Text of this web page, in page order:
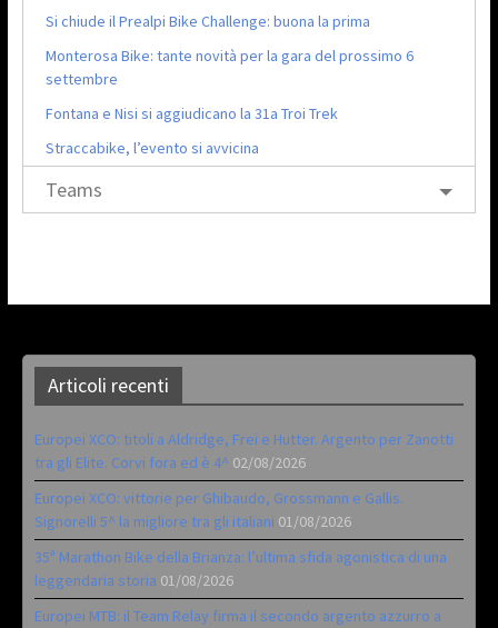
Si chiude il Prealpi Bike Challenge: buona la prima
Monterosa Bike: tante novità per la gara del prossimo 6
settembre
Fontana e Nisi si aggiudicano la 31a Troi Trek
Straccabike, l’evento si avvicina
Teams
Articoli recenti
Europei XCO: titoli a Aldridge, Frei e Hutter. Argento per Zanotti
tra gli Elite. Corvi fora ed è 4^ 02/08/2026
Europei XCO: vittorie per Ghibaudo, Grossmann e Gallis.
Signorelli 5^ la migliore tra gli italiani 01/08/2026
35ª Marathon Bike della Brianza: l’ultima sfida agonistica di una
leggendaria storia 01/08/2026
Europei MTB: il Team Relay firma il secondo argento azzurro a